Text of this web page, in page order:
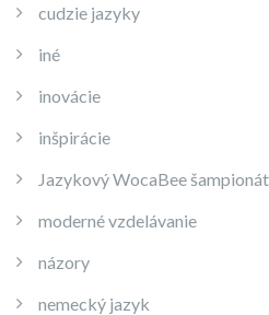
cudzie jazyky
iné
inovácie
inšpirácie
Jazykový WocaBee šampionát
moderné vzdelávanie
názory
nemecký jazyk